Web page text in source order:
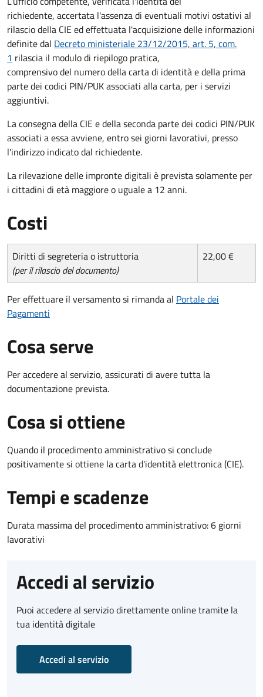
richiedente, accertata l'assenza di eventuali motivi ostativi al
rilascio della CIE ed effettuata l'acquisizione delle informazioni
definite dal Decreto ministeriale 23/12/2015, art. 5, com.
1 rilascia il modulo di riepilogo pratica,
comprensivo del numero della carta di identità e della prima
parte dei codici PIN/PUK associati alla carta, per i servizi
aggiuntivi.
La consegna della CIE e della seconda parte dei codici PIN/PUK
associati a essa avviene, entro sei giorni lavorativi, presso
l'indirizzo indicato dal richiedente.
La rilevazione delle impronte digitali è prevista solamente per
i cittadini di età maggiore o uguale a 12 anni.
Costi
Diritti di segreteria o istruttoria
(per il rilascio del documento)
22,00 €
Per effettuare il versamento si rimanda al Portale dei
Pagamenti
Cosa serve
Per accedere al servizio, assicurati di avere tutta la
documentazione prevista.
Cosa si ottiene
Quando il procedimento amministrativo si conclude
positivamente si ottiene la carta d'identità elettronica (CIE).
Tempi e scadenze
Durata massima del procedimento amministrativo: 6 giorni
lavorativi
Accedi al servizio
Puoi accedere al servizio direttamente online tramite la
tua identità digitale
Accedi al servizio